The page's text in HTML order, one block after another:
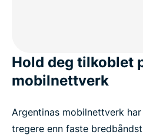
Hold deg tilkoblet
mobilnettverk
Argentinas mobilnettverk
tregere enn faste